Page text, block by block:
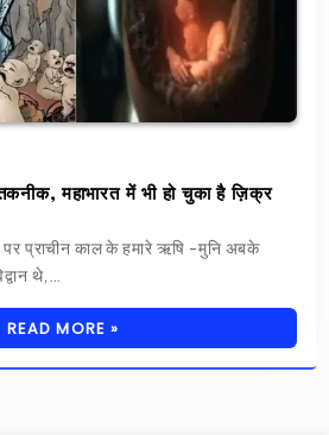
महाभारत में भी हो चुका है ज़िक्र
प्राचीन काल के हमारे ऋषि -मुनि अबके
थे,…
READ MORE »